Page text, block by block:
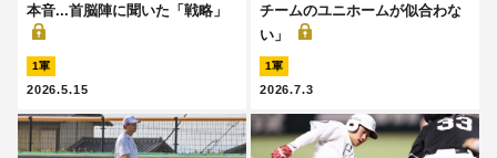
本音...首脳陣に聞いた「戦略」
1軍
2026.5.15
チームのユニホームが似合わな
い」
1軍
2026.7.3